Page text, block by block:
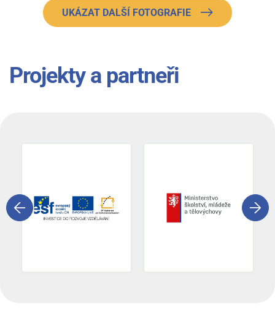
UKÁZAT DALŠÍ FOTOGRAFIE
Projekty a partneři